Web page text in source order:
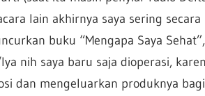
lain akhirnya saya sering
buku “Mengapa Saya
nih saya baru saja dioperasi,
dan mengeluarkan produknya